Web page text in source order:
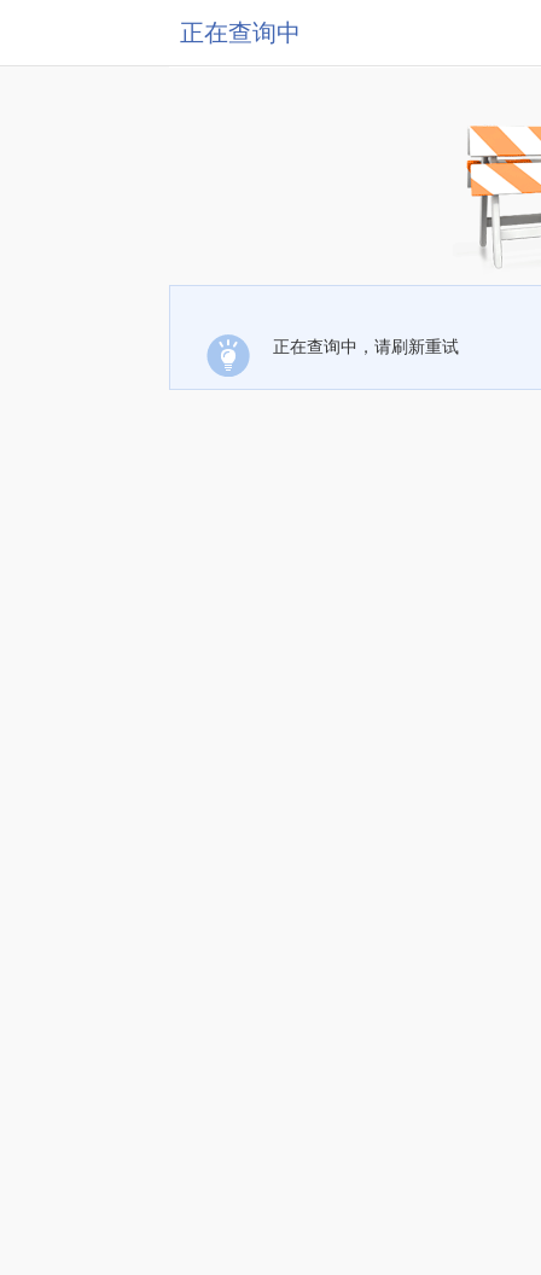
正在查询中
正在查询中，请刷新重试